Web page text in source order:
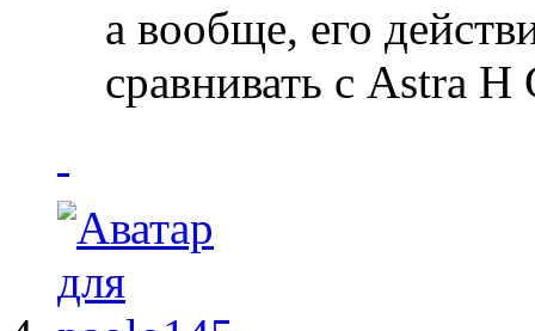
а вообще, его
сравнивать с Astra H